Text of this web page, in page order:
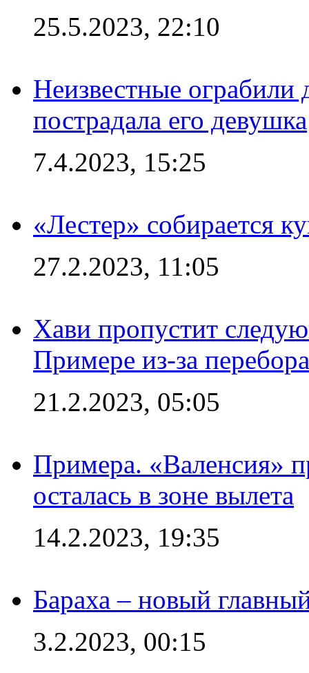
25.5.2023, 22:10
Неизвестные
пострадала его девушка
7.4.2023, 15:25
«Лестер» собирается
27.2.2023, 11:05
Хави пропустит
Примере из-за
21.2.2023, 05:05
Примера. «Валенсия»
осталась в зоне вылета
14.2.2023, 19:35
Бараха – новый
3.2.2023, 00:15